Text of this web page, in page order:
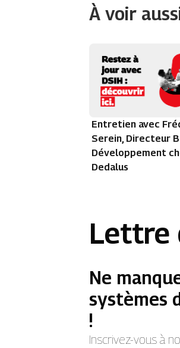
À voir
Entretien avec
Serein, Directeur
Développement
Dedalus
Lettre
Ne
systèmes
!
Inscrivez-vous à